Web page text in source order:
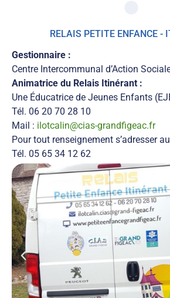
RELAIS PETITE ENFANCE -
Gestionnaire :
Centre Intercommunal d’Action
Animatrice du Relais Itinérant :
Une Éducatrice de Jeunes Enfants
Tél. 06 20 70 28 10
Mail : ilotcalin@cias-grandfigeac.fr
Pour tout renseignement s’adresser
Tél. 05 65 34 12 62